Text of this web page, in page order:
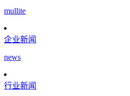
mullite
企业新闻
news
行业新闻